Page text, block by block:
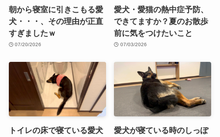
朝から寝室に引きこもる愛
犬・・・、その理由が正直
すぎましたｗ
07/20/2026
愛犬・愛猫の熱中症予防、
できてますか？夏のお散歩
前に気をつけたいこと
07/03/2026
トイレの床で寝ている愛犬
愛犬が寝ている時のしっぽ